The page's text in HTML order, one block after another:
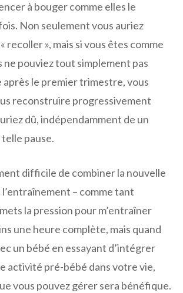
à bouger comme elles le
Non seulement vous auriez
recoller », mais si vous êtes comme
ne pouviez tout simplement pas
après le premier trimestre, vous
reconstruire progressivement
dû, indépendamment de un
pause.
difficile de combiner la nouvelle
– comme tant
la pression pour m’entraîner
une heure complète, mais quand
un bébé en essayant d’intégrer
activité pré-bébé dans votre vie,
vous pouvez gérer sera bénéfique.